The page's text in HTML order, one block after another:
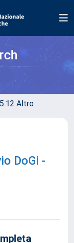
Altro
DoGi -